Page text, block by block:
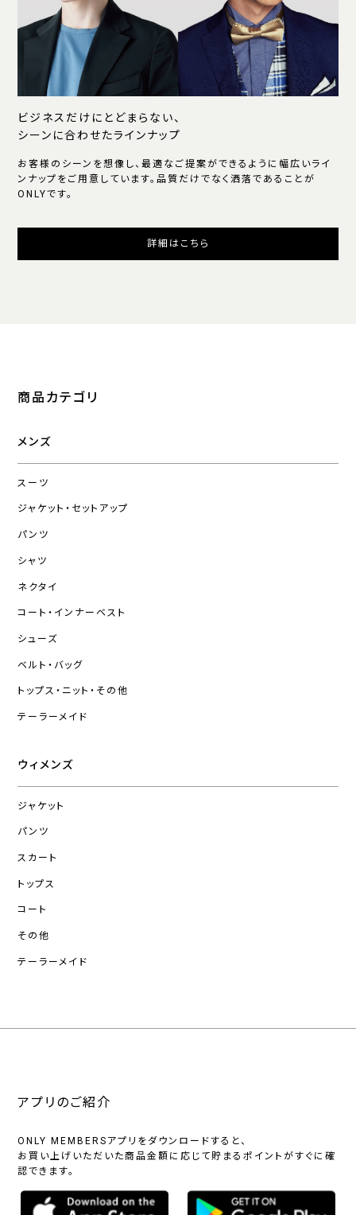
ビジネスだけにとどまらない、
シーンに合わせたラインナップ
お客様のシーンを想像し、最適なご提案ができるように幅広いライ
ンナップをご用意しています。品質だけでなく洒落であることが
ONLYです。
詳細はこちら
商品カテゴリ
メンズ
スーツ
ジャケット・セットアップ
パンツ
シャツ
ネクタイ
コート・インナーベスト
シューズ
ベルト・バッグ
トップス・ニット・その他
テーラーメイド
ウィメンズ
ジャケット
パンツ
スカート
トップス
コート
その他
テーラーメイド
アプリのご紹介
ONLY MEMBERSアプリをダウンロードすると、
お買い上げいただいた商品金額に応じて貯まるポイントがすぐに確
認できます。